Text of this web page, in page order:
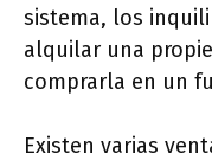
sistema, los
alquilar una
comprarla en un
Existen varias